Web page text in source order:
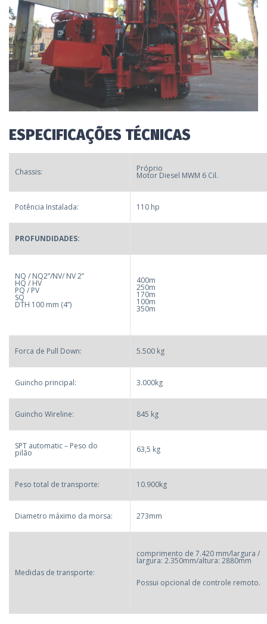
ESPECIFICAÇÕES TÉCNICAS
Chassis: Próprio
Motor Diesel MWM 6 Cil.
Potência Instalada: 110 hp
PROFUNDIDADES:
NQ / NQ2”/NV/ NV 2”
HQ / HV
PQ / PV
SQ
DTH 100 mm (4”)
400m
250m
170m
100m
350m
Forca de Pull Down: 5.500 kg
Guincho principal: 3.000kg
Guincho Wireline: 845 kg
SPT automatic – Peso do
pilão 63,5 kg
Peso total de transporte: 10.900kg
Diametro máximo da morsa: 273mm
Medidas de transporte:
comprimento de 7.420 mm/largura /
largura: 2.350mm/altura: 2880mm
Possui opcional de controle remoto.